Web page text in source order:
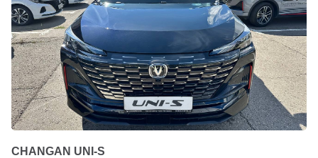
CHANGAN UNI-S